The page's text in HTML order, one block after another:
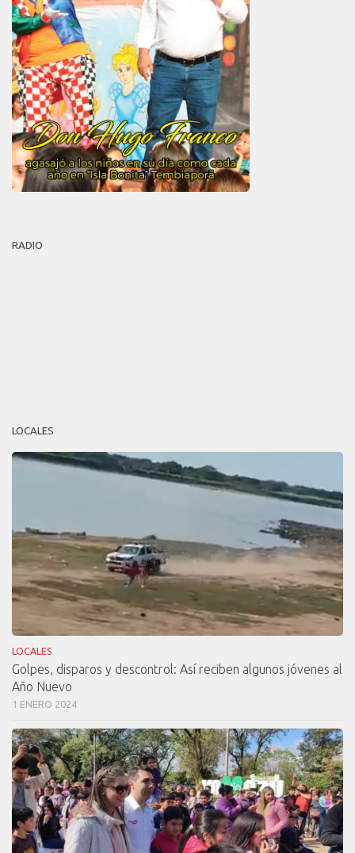
RADIO
LOCALES
LOCALES
Golpes, disparos y descontrol: Así reciben algunos jóvenes al
Año Nuevo
1 ENERO 2024